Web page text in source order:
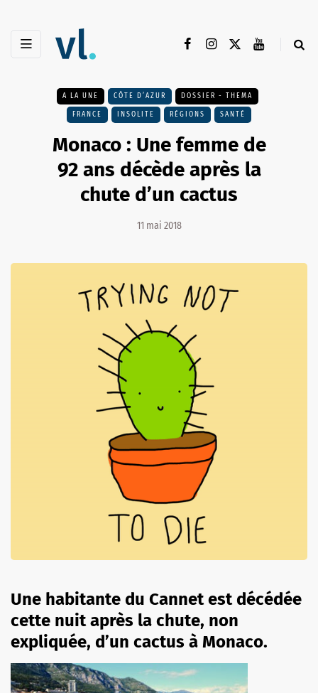
A LA UNE CÔTE D’AZUR DOSSIER - THEMA
FRANCE INSOLITE RÉGIONS SANTÉ
Monaco : Une femme de
92 ans décède après la
chute d’un cactus
11 mai 2018
Une habitante du Cannet est décédée
cette nuit après la chute, non
expliquée, d’un cactus à Monaco.